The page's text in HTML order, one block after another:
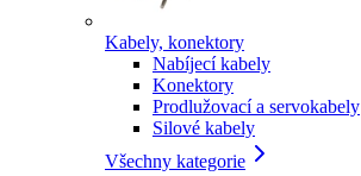
Kabely, konektory
Nabíjecí kabely
Konektory
Prodlužovací a servokabely
Silové kabely
Všechny kategorie